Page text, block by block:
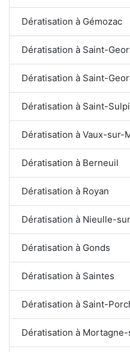
Dératisation à Gémozac
Dératisation à Saint-
Dératisation à Saint-
Dératisation à Saint-
Dératisation à Vaux-sur-
Dératisation à Berneuil
Dératisation à Royan
Dératisation à Nieulle-
Dératisation à Gonds
Dératisation à Saintes
Dératisation à Saint-
Dératisation à